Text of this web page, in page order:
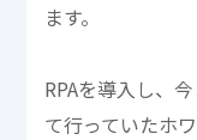
ます。
RPAを導入し、
て行っていたホ